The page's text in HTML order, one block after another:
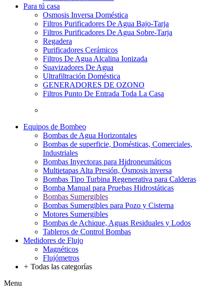
Para tú casa
Osmosis Inversa Doméstica
Filtros Purificadores De Agua Bajo-Tarja
Filtros Purificadores De Agua Sobre-Tarja
Regadera
Purificadores Cerámicos
Filtros De Agua Alcalina Ionizada
Suavizadores De Agua
Ultrafiltración Doméstica
GENERADORES DE OZONO
Filtros Punto De Entrada Toda La Casa
Equipos de Bombeo
Bombas de Agua Horizontales
Bombas de superficie, Domésticas, Comerciales,
Industriales
Bombas Inyectoras para Hidroneumáticos
Multietapas Alta Presión, Ósmosis inversa
Bombas Tipo Turbina Regenerativa para Calderas
Bomba Manual para Pruebas Hidrostáticas
Bombas Sumergibles
Bombas Sumergibles para Pozo y Cisterna
Motores Sumergibles
Bombas de Achique, Aguas Residuales y Lodos
Tableros de Control Bombas
Medidores de Flujo
Magnéticos
Flujómetros
+ Todas las categorías
Menu